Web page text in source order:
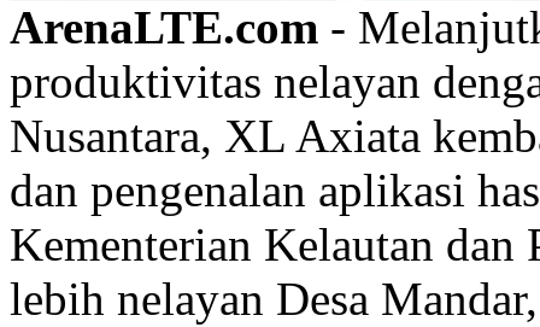
ArenaLTE.com -
produktivitas nelayan
Nusantara, XL Axiata
dan pengenalan aplikasi
Kementerian Kelautan
lebih nelayan Desa